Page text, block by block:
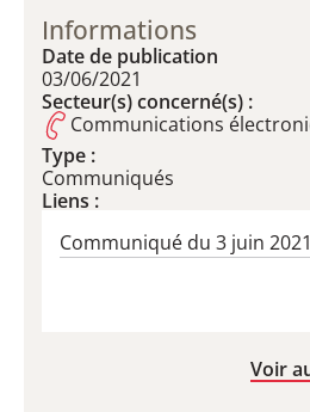
Informations
Date de publication
03/06/2021
Secteur(s) concerné(s) :
Communications
Type :
Communiqués
Liens :
Communiqué du 3 juin 2021
Voir